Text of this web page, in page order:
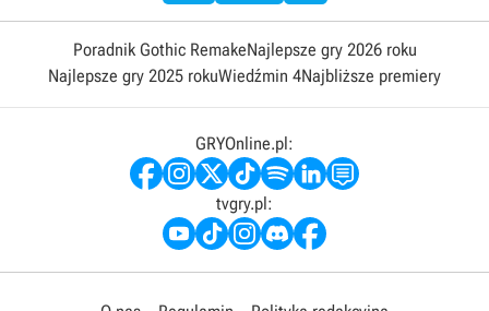
Poradnik Gothic RemakeNajlepsze gry 2026 roku
Najlepsze gry 2025 rokuWiedźmin 4Najbliższe premiery
GRYOnline.pl:
tvgry.pl: